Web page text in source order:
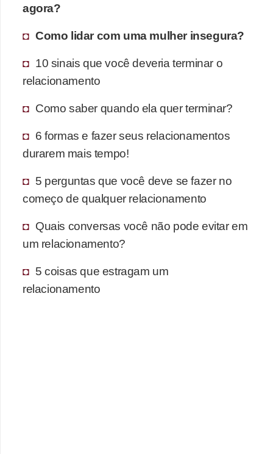
agora?
Como lidar com uma mulher insegura?
10 sinais que você deveria terminar o
relacionamento
Como saber quando ela quer terminar?
6 formas e fazer seus relacionamentos
durarem mais tempo!
5 perguntas que você deve se fazer no
começo de qualquer relacionamento
Quais conversas você não pode evitar em
um relacionamento?
5 coisas que estragam um
relacionamento